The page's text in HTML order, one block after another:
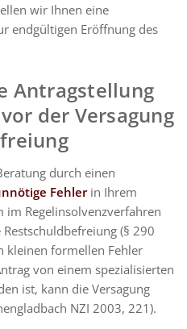
wir Ihnen eine
endgültigen Eröffnung des
Antragstellung
der Versagung
durch einen
Fehlerin Ihrem
im Regelinsolvenzverfahren
(§ 290
kleinen formellen Fehler
von einem spezialisierten
ist, kann die Versagung
NZI 2003, 221).